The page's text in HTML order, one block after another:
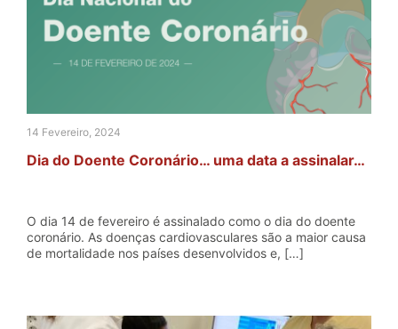
14 Fevereiro, 2024
Dia do Doente Coronário… uma data a assinalar…
O dia 14 de fevereiro é assinalado como o dia do doente
coronário. As doenças cardiovasculares são a maior causa
de mortalidade nos países desenvolvidos e, […]